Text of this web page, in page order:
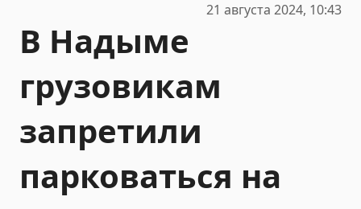
21 августа 2024, 10:43
В Надыме
грузовикам
запретили
парковаться на